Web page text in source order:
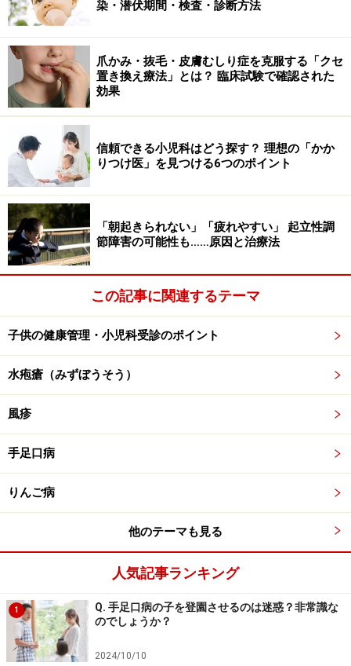
関節内出血を繰り返すことを防ぐことが大切です
血友病Aも血友病Bも同じ症状で、下記のような出血傾向
があります。
関節内出血……出血を繰り返すことで、関節の変形、
硬直（血友病性関節症）が起きる。この症状は血友
病の80％以上に見られ、かかと、膝、肘、足などの
関節に起きやすい
筋肉内出血……背中の腸腰筋と言う筋肉で出血で年齢
頭蓋内出血……頭の中で出血
鼻出血……鼻血が出やすい、出血すると止まりにくい
歯肉出血……歯肉での出血、腫れ
血尿…割と年齢が高いと起きやすい
血友病の診断
■問診
染・潜伏期間・検査・診断方法
爪かみ・抜毛・皮膚むしり症を克服する「クセ
置き換え療法」とは？ 臨床試験で確認された
効果
信頼できる小児科はどう探す？ 理想の「かか
りつけ医」を見つける6つのポイント
「朝起きられない」「疲れやすい」 起立性調
節障害の可能性も……原因と治療法
この記事に関連するテーマ
子供の健康管理・小児科受診のポイント
水疱瘡（みずぼうそう）
風疹
手足口病
りんご病
他のテーマも見る
人気記事ランキング
1
Q. 手足口病の子を登園させるのは迷惑？非常識な
のでしょうか？
2024/10/10